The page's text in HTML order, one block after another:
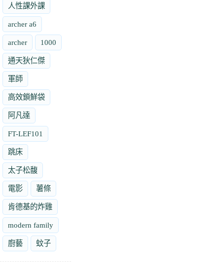
人性課外課
archer a6
archer 1000
通天狄仁傑
軍師
高效鎖鮮袋
阿凡達
FT-LEF101
跳床
太子松馥
電影 薯條
肯德基的炸雞
modern family
廚藝 蚊子